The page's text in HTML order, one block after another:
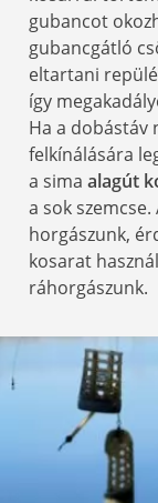
gubancot
gubancgátló
eltartani
így
Ha a dobástáv
felkínálására
a sima alagút
a sok
horgászunk,
kosarat
ráhorgászunk.